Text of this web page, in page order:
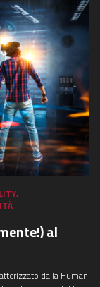
,
al
dalla Human